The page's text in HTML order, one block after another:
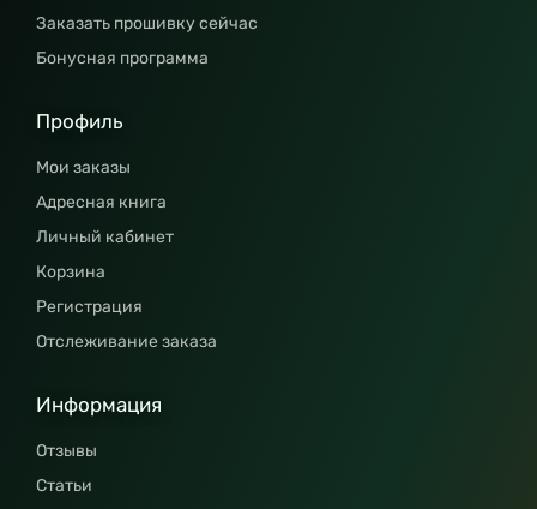
Заказать прошивку сейчас
Бонусная программа
Профиль
Мои заказы
Адресная книга
Личный кабинет
Корзина
Регистрация
Отслеживание заказа
Информация
Отзывы
Статьи